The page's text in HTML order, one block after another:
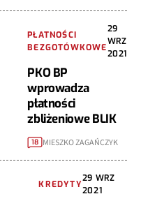
PŁATNOŚCI
BEZGOTÓWKOWE
29
WRZ
2021
PKO BP
wprowadza
płatności
zbliżeniowe BLIK
18 MIESZKO ZAGAŃCZYK
KREDYTY
29 WRZ
2021